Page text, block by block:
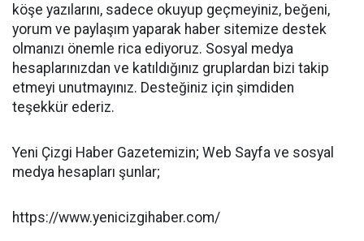
köşe yazılarını, sadece okuyup geçmeyiniz, beğeni,
yorum ve paylaşım yaparak haber sitemize destek
olmanızı önemle rica ediyoruz. Sosyal medya
hesaplarınızdan ve katıldığınız gruplardan bizi takip
etmeyi unutmayınız. Desteğiniz için şimdiden
teşekkür ederiz.
Yeni Çizgi Haber Gazetemizin; Web Sayfa ve sosyal
medya hesapları şunlar;
https://www.yenicizgihaber.com/